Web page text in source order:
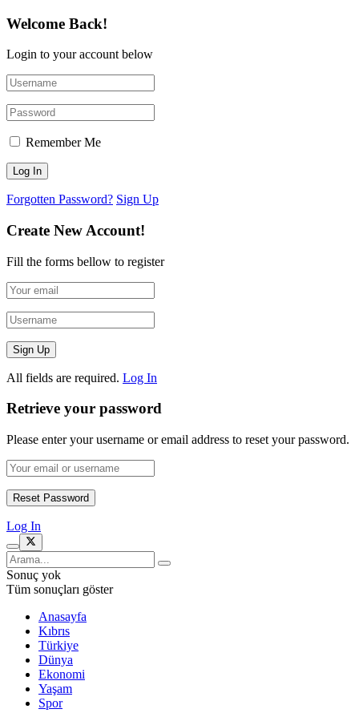
Welcome Back!
Login to your account below
Remember Me
Forgotten Password? Sign Up
Create New Account!
Fill the forms bellow to register
All fields are required. Log In
Retrieve your password
Please enter your username or email address to reset your password.
Log In
Sonuç yok
Tüm sonuçları göster
Anasayfa
Kıbrıs
Türkiye
Dünya
Ekonomi
Yaşam
Spor